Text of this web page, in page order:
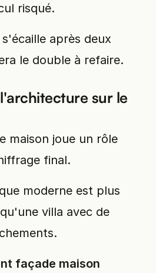
risqué.
après deux
le double à refaire.
sur le
maison joue un rôle
final.
moderne est plus
villa avec de
façade maison